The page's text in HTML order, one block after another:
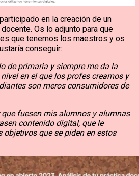
en la creación de un
Os lo adjunto para que
que tenemos los maestros y os
conseguir:
de primaria y siempre me da la
en el que los profes creamos y
son meros consumidores de
fuesen mis alumnos y alumnas
contenido digital, que le
objetivos que se piden en estos